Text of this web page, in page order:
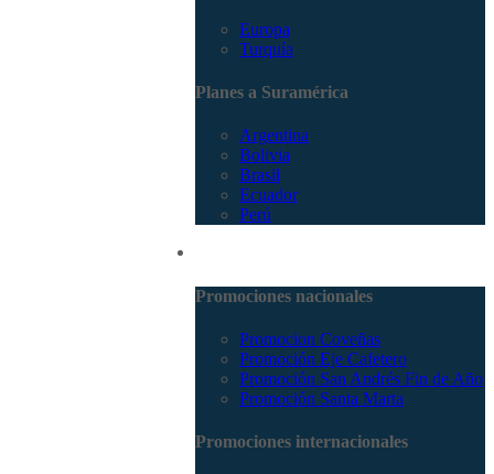
Europa
Turquía
Planes a Suramérica
Argentina
Bolivia
Brasil
Ecuador
Perú
Promociones nacionales
Promocion Coveñas
Promoción Eje Cafetero
Promoción San Andrés Fin de Año
Promoción Santa Marta
Promociones internacionales